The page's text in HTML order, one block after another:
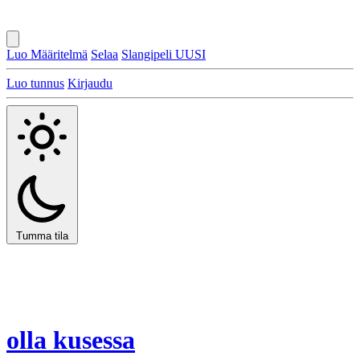
Luo Määritelmä Selaa Slangipeli UUSI
Luo tunnus Kirjaudu
Tumma tila
olla kusessa